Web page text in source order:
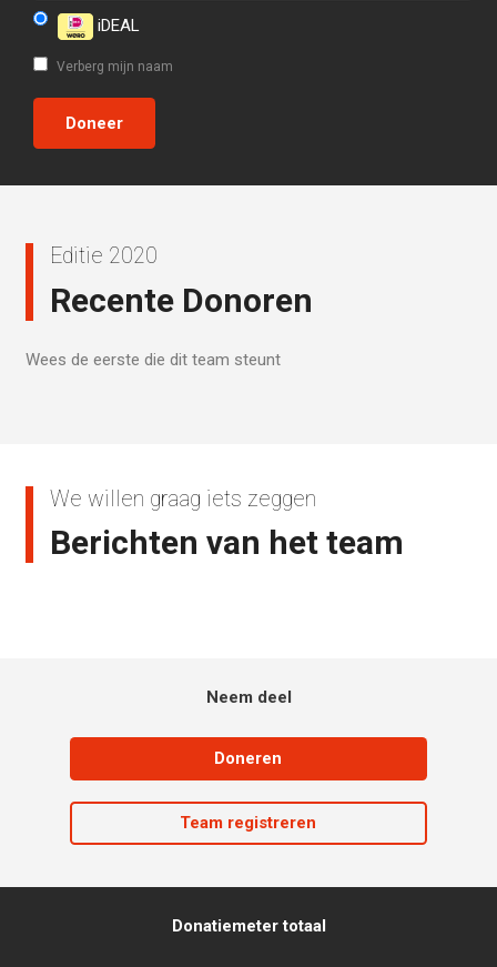
iDEAL
Verberg mijn naam
Editie 2020
Recente Donoren
Wees de eerste die dit team steunt
We willen graag iets zeggen
Berichten van het team
Neem deel
Doneren
Team registreren
Donatiemeter totaal